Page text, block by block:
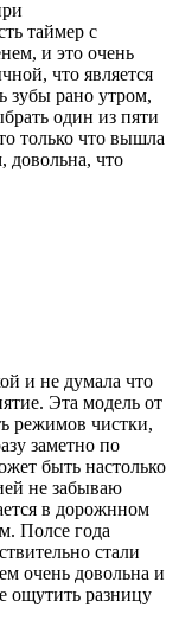
таймер с
и это очень
что является
зубы рано утром,
один из пяти
только что вышла
довольна, что
и не думала что
Эта модель от
режимов чистки,
заметно по
быть настолько
не забываю
в дорожнном
Полсе года
стали
очень довольна и
ощутить разницу